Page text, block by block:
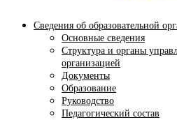
Сведения об образовательной
Основные сведения
Структура и органы
организацией
Документы
Образование
Руководство
Педагогический состав